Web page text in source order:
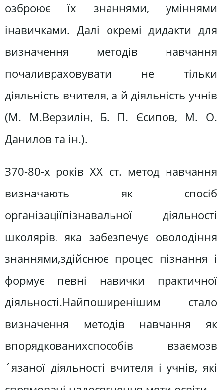
озброює їх знаннями, уміннями
інавичками. Далі окремі дидакти для
визначення методів навчання
почаливраховувати не тільки
діяльність вчителя, а й діяльність учнів
(М. М.Верзилін, Б. П. Єсипов, М. О.
Данилов та ін.).
З70-80-х років XX ст. метод навчання
визначають як спосіб
організаціїпізнавальної діяльності
школярів, яка забезпечує оволодіння
знаннями,здійснює процес пізнання і
формує певні навички практичної
діяльності.Найпоширенішим стало
визначення методів навчання як
впорядкованихспособів взаємозв
´язаної діяльності вчителя і учнів, які